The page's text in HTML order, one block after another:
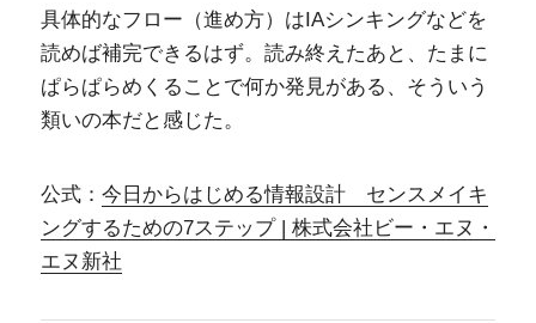
具体的なフロー（進め方）はIAシンキングなどを
読めば補完できるはず。読み終えたあと、たまに
ぱらぱらめくることで何か発見がある、そういう
類いの本だと感じた。
公式： 今日からはじめる情報設計 センスメイキ
ングするための7ステップ | 株式会社ビー・エヌ・
エヌ新社